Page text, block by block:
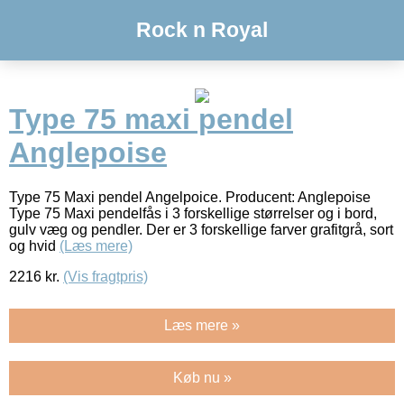
Rock n Royal
Type 75 maxi pendel
Anglepoise
Type 75 Maxi pendel Angelpoice. Producent: Anglepoise
Type 75 Maxi pendelfås i 3 forskellige størrelser og i bord,
gulv væg og pendler. Der er 3 forskellige farver grafitgrå, sort
og hvid (Læs mere)
2216 kr. (Vis fragtpris)
Læs mere »
Køb nu »